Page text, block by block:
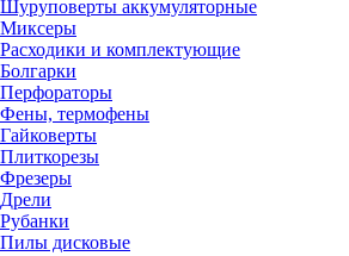
Шуруповерты аккумуляторные
Миксеры
Расходики и комплектующие
Болгарки
Перфораторы
Фены, термофены
Гайковерты
Плиткорезы
Фрезеры
Дрели
Рубанки
Пилы дисковые